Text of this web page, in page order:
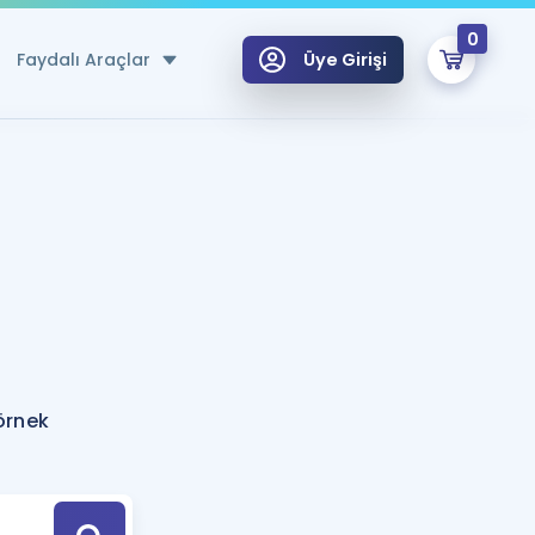
Faydalı Araçlar
Hesaplama Aracı
için Öneriler
Tek Takvimde
Üye Girişi
0